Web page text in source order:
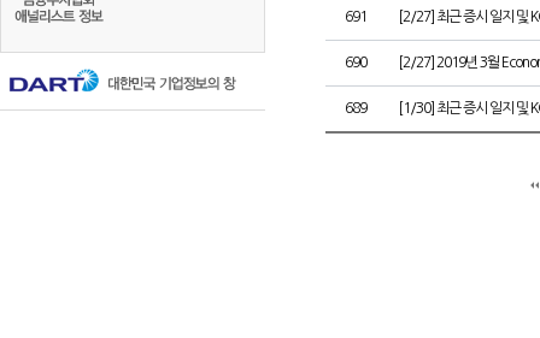
691 [2/27] 최근 증시 일지 및
690 [2/27] 2019년 3월
689 [1/30] 최근 증시 일지 및